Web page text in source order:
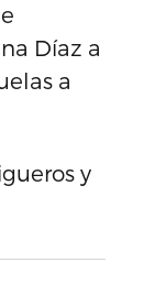
Díaz a
a
y